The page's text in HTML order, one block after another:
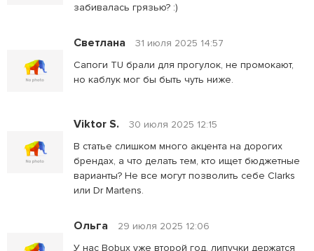
забивалась грязью? :)
Светлана
31 июля 2025 14:57
Сапоги TU брали для прогулок, не промокают,
но каблук мог бы быть чуть ниже.
Viktor S.
30 июля 2025 12:15
В статье слишком много акцента на дорогих
брендах, а что делать тем, кто ищет бюджетные
варианты? Не все могут позволить себе Clarks
или Dr Martens.
Ольга
29 июля 2025 12:06
У нас Bobux уже второй год, липучки держатся